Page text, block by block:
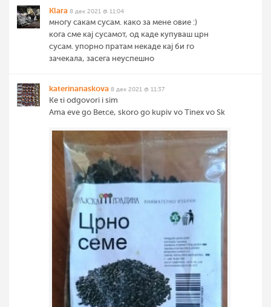
Klara 8 дек 2021 @ 11:04
многу сакам сусам. како за мене овие :)
кога сме кај сусамот, од каде купуваш црн
сусам. упорно пратам некаде кај би го
зачекала, засега неуспешно
katerinanaskova 8 дек 2021 @ 11:37
Ke ti odgovori i sim
Ama eve go Betce, skoro go kupiv vo Tinex vo Sk